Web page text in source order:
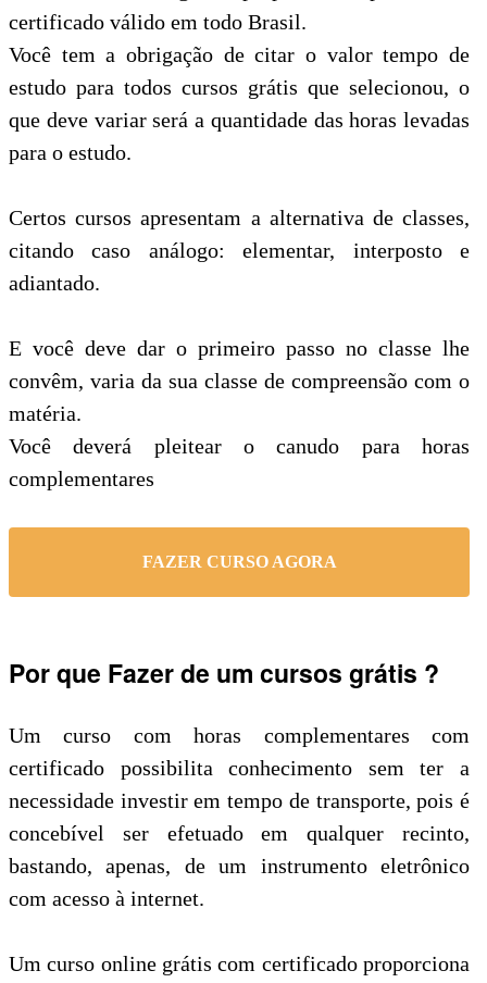
certificado válido em todo Brasil.
Você tem a obrigação de citar o valor tempo de
estudo para todos cursos grátis que selecionou, o
que deve variar será a quantidade das horas levadas
para o estudo.
Certos cursos apresentam a alternativa de classes,
citando caso análogo: elementar, interposto e
adiantado.
E você deve dar o primeiro passo no classe lhe
convêm, varia da sua classe de compreensão com o
matéria.
Você deverá pleitear o canudo para horas
complementares
FAZER CURSO AGORA
Por que Fazer de um cursos grátis ?
Um curso com horas complementares com
certificado possibilita conhecimento sem ter a
necessidade investir em tempo de transporte, pois é
concebível ser efetuado em qualquer recinto,
bastando, apenas, de um instrumento eletrônico
com acesso à internet.
Um curso online grátis com certificado proporciona